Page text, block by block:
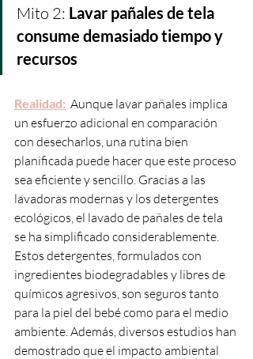
Mito 2: Lavar pañales de tela
consume demasiado tiempo y
recursos
Realidad: Aunque lavar pañales implica
un esfuerzo adicional en comparación
con desecharlos, una rutina bien
planificada puede hacer que este proceso
sea eficiente y sencillo. Gracias a las
lavadoras modernas y los detergentes
ecológicos, el lavado de pañales de tela
se ha simplificado considerablemente.
Estos detergentes, formulados con
ingredientes biodegradables y libres de
químicos agresivos, son seguros tanto
para la piel del bebé como para el medio
ambiente. Además, diversos estudios han
demostrado que el impacto ambiental